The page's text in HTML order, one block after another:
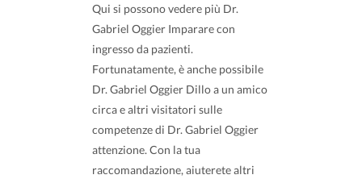
Qui si possono vedere più Dr.
Gabriel Oggier Imparare con
ingresso da pazienti.
Fortunatamente, è anche possibile
Dr. Gabriel Oggier Dillo a un amico
circa e altri visitatori sulle
competenze di Dr. Gabriel Oggier
attenzione. Con la tua
raccomandazione, aiuterete altri